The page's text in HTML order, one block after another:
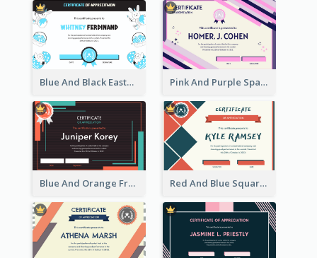
Blue And Black Easter Illustration Certificate Pink And Purple Sparkles Fancy Certificate
Blue And Orange Frame Dark Certificate Red And Blue Squares Pattern Certificate